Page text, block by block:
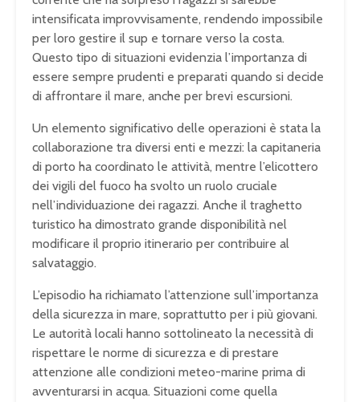
intensificata improvvisamente, rendendo impossibile
per loro gestire il sup e tornare verso la costa.
Questo tipo di situazioni evidenzia l’importanza di
essere sempre prudenti e preparati quando si decide
di affrontare il mare, anche per brevi escursioni.
Un elemento significativo delle operazioni è stata la
collaborazione tra diversi enti e mezzi: la capitaneria
di porto ha coordinato le attività, mentre l’elicottero
dei vigili del fuoco ha svolto un ruolo cruciale
nell’individuazione dei ragazzi. Anche il traghetto
turistico ha dimostrato grande disponibilità nel
modificare il proprio itinerario per contribuire al
salvataggio.
L’episodio ha richiamato l’attenzione sull’importanza
della sicurezza in mare, soprattutto per i più giovani.
Le autorità locali hanno sottolineato la necessità di
rispettare le norme di sicurezza e di prestare
attenzione alle condizioni meteo-marine prima di
avventurarsi in acqua. Situazioni come quella